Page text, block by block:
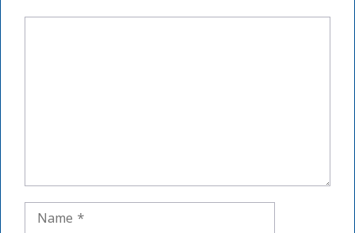
Name